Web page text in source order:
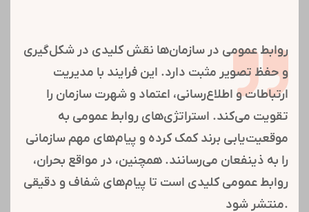
روابط عمومی در سازمان‌ها نقش کلیدی در شکل‌گیری
و حفظ تصویر مثبت دارد. این فرایند با مدیریت
ارتباطات و اطلاع‌رسانی، اعتماد و شهرت سازمان را
تقویت می‌کند. استراتژی‌های روابط عمومی به
موقعیت‌یابی برند کمک کرده و پیام‌های مهم سازمانی
را به ذینفعان می‌رسانند. همچنین، در مواقع بحران،
روابط عمومی کلیدی است تا پیام‌های شفاف و دقیقی
منتشر شود.